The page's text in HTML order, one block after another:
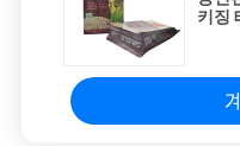
키징